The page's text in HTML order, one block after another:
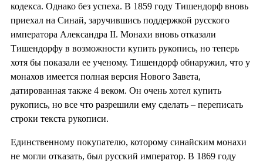
кодекса. Однако без успеха. В 1859 году Тишендорф вновь
приехал на Синай, заручившись поддержкой русского
императора Александра II. Монахи вновь отказали
Тишендорфу в возможности купить рукопись, но теперь
хотя бы показали ее ученому. Тишендорф обнаружил, что у
монахов имеется полная версия Нового Завета,
датированная также 4 веком. Он очень хотел купить
рукопись, но все что разрешили ему сделать – переписать
строки текста рукописи.
Единственному покупателю, которому синайским монахи
не могли отказать, был русский император. В 1869 году